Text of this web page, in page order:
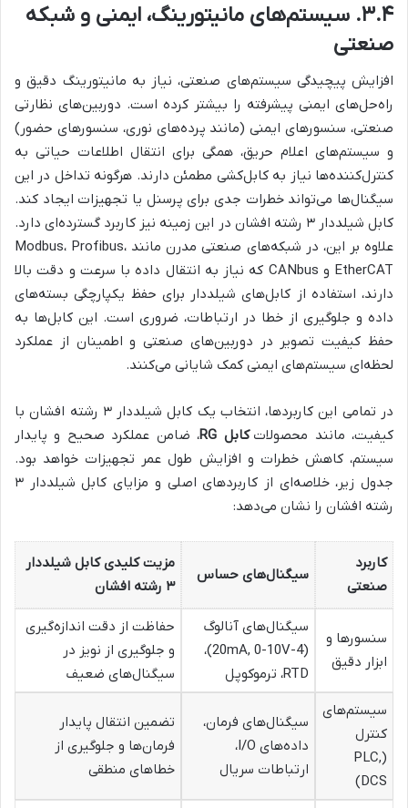
۳.۴. سیستم‌های مانیتورینگ، ایمنی و شبکه
صنعتی
افزایش پیچیدگی سیستم‌های صنعتی، نیاز به مانیتورینگ دقیق و
راه‌حل‌های ایمنی پیشرفته را بیشتر کرده است. دوربین‌های نظارتی
صنعتی، سنسورهای ایمنی (مانند پرده‌های نوری، سنسورهای حضور)
و سیستم‌های اعلام حریق، همگی برای انتقال اطلاعات حیاتی به
کنترل‌کننده‌ها نیاز به کابل‌کشی مطمئن دارند. هرگونه تداخل در این
سیگنال‌ها می‌تواند خطرات جدی برای پرسنل یا تجهیزات ایجاد کند.
کابل شیلددار ۳ رشته افشان در این زمینه نیز کاربرد گسترده‌ای دارد.
علاوه بر این، در شبکه‌های صنعتی مدرن مانند Modbus، Profibus،
EtherCAT و CANbus که نیاز به انتقال داده با سرعت و دقت بالا
دارند، استفاده از کابل‌های شیلددار برای حفظ یکپارچگی بسته‌های
داده و جلوگیری از خطا در ارتباطات، ضروری است. این کابل‌ها به
حفظ کیفیت تصویر در دوربین‌های صنعتی و اطمینان از عملکرد
لحظه‌ای سیستم‌های ایمنی کمک شایانی می‌کنند.
در تمامی این کاربردها، انتخاب یک کابل شیلددار ۳ رشته افشان با
کیفیت، مانند محصولات کابل RG
، ضامن عملکرد صحیح و پایدار
سیستم، کاهش خطرات و افزایش طول عمر تجهیزات خواهد بود.
جدول زیر، خلاصه‌ای از کاربردهای اصلی و مزایای کابل شیلددار ۳
رشته افشان را نشان می‌دهد:
کاربرد
صنعتی
سیگنال‌های حساس
مزیت کلیدی کابل شیلددار
۳ رشته افشان
سنسورها و
ابزار دقیق
سیگنال‌های آنالوگ
(4-20mA, 0-10V)،
RTD، ترموکوپل
حفاظت از دقت اندازه‌گیری
و جلوگیری از نویز در
سیگنال‌های ضعیف
سیستم‌های
کنترل
(PLC,
DCS)
سیگنال‌های فرمان،
داده‌های I/O،
ارتباطات سریال
تضمین انتقال پایدار
فرمان‌ها و جلوگیری از
خطاهای منطقی